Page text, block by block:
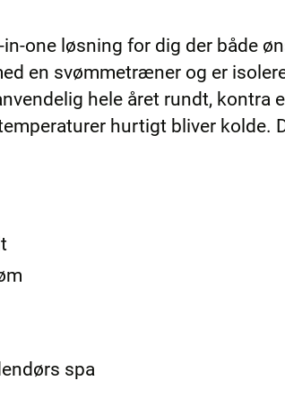
one løsning for dig der både
en svømmetræner og er
hele året rundt, kontra
hurtigt bliver kolde.
spa